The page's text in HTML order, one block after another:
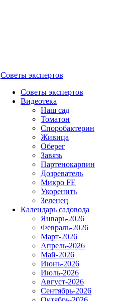
Советы экспертов
Советы экспертов
Видеотека
Наш сад
Томатон
Споробактерин
Живица
Оберег
Завязь
Партенокарпин
Дозреватель
Микро FE
Укоренить
Зеленец
Календарь садовода
Январь-2026
Февраль-2026
Март-2026
Апрель-2026
Май-2026
Июнь-2026
Июль-2026
Август-2026
Сентябрь-2026